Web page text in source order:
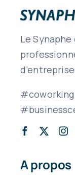
Le
A propos